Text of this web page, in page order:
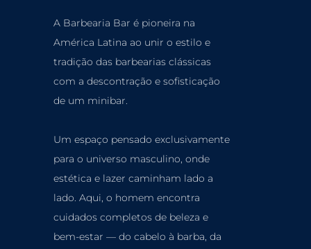
A Barbearia Bar é pioneira na
América Latina ao unir o estilo e
tradição das barbearias clássicas
com a descontração e sofisticação
de um minibar.
Um espaço pensado exclusivamente
para o universo masculino, onde
estética e lazer caminham lado a
lado. Aqui, o homem encontra
cuidados completos de beleza e
bem-estar — do cabelo à barba, da